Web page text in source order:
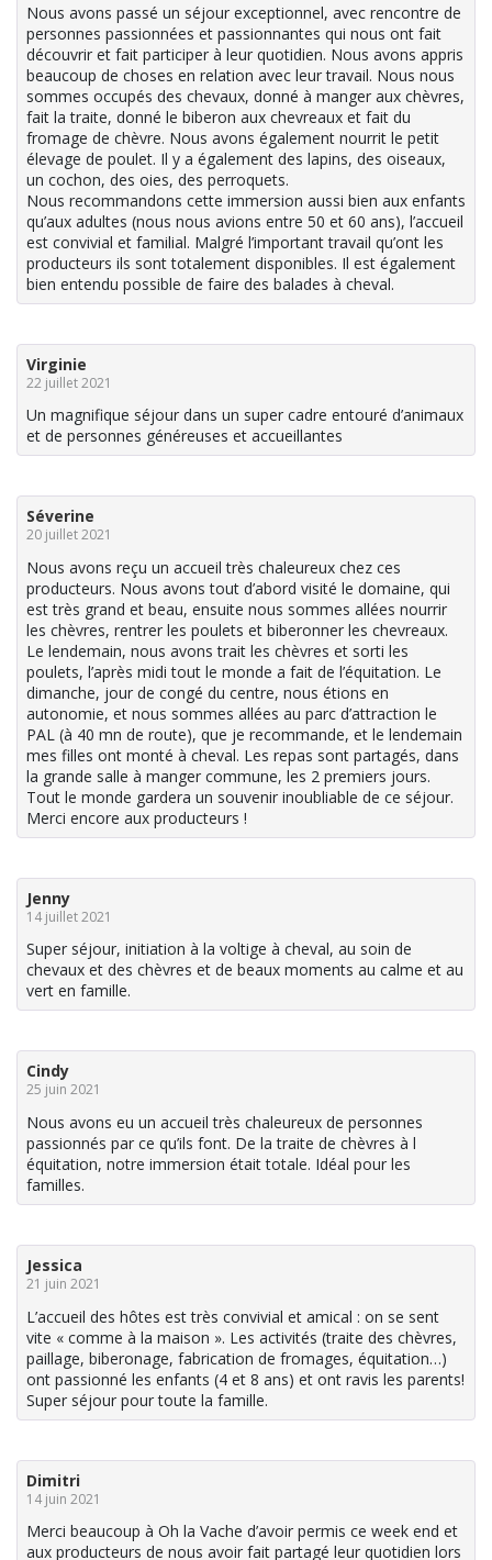
Nous avons passé un séjour exceptionnel, avec rencontre de
personnes passionnées et passionnantes qui nous ont fait
découvrir et fait participer à leur quotidien. Nous avons appris
beaucoup de choses en relation avec leur travail. Nous nous
sommes occupés des chevaux, donné à manger aux chèvres,
fait la traite, donné le biberon aux chevreaux et fait du
fromage de chèvre. Nous avons également nourrit le petit
élevage de poulet. Il y a également des lapins, des oiseaux,
un cochon, des oies, des perroquets.
Nous recommandons cette immersion aussi bien aux enfants
qu’aux adultes (nous nous avions entre 50 et 60 ans), l’accueil
est convivial et familial. Malgré l’important travail qu’ont les
producteurs ils sont totalement disponibles. Il est également
bien entendu possible de faire des balades à cheval.
Virginie
22 juillet 2021
Un magnifique séjour dans un super cadre entouré d’animaux
et de personnes généreuses et accueillantes
Séverine
20 juillet 2021
Nous avons reçu un accueil très chaleureux chez ces
producteurs. Nous avons tout d’abord visité le domaine, qui
est très grand et beau, ensuite nous sommes allées nourrir
les chèvres, rentrer les poulets et biberonner les chevreaux.
Le lendemain, nous avons trait les chèvres et sorti les
poulets, l’après midi tout le monde a fait de l’équitation. Le
dimanche, jour de congé du centre, nous étions en
autonomie, et nous sommes allées au parc d’attraction le
PAL (à 40 mn de route), que je recommande, et le lendemain
mes filles ont monté à cheval. Les repas sont partagés, dans
la grande salle à manger commune, les 2 premiers jours.
Tout le monde gardera un souvenir inoubliable de ce séjour.
Merci encore aux producteurs !
Jenny
14 juillet 2021
Super séjour, initiation à la voltige à cheval, au soin de
chevaux et des chèvres et de beaux moments au calme et au
vert en famille.
Cindy
25 juin 2021
Nous avons eu un accueil très chaleureux de personnes
passionnés par ce qu’ils font. De la traite de chèvres à l
équitation, notre immersion était totale. Idéal pour les
familles.
Jessica
21 juin 2021
L’accueil des hôtes est très convivial et amical : on se sent
vite « comme à la maison ». Les activités (traite des chèvres,
paillage, biberonage, fabrication de fromages, équitation…)
ont passionné les enfants (4 et 8 ans) et ont ravis les parents!
Super séjour pour toute la famille.
Dimitri
14 juin 2021
Merci beaucoup à Oh la Vache d’avoir permis ce week end et
aux producteurs de nous avoir fait partagé leur quotidien lors